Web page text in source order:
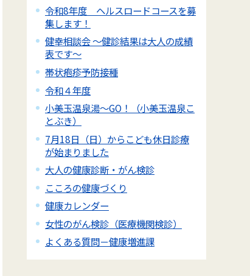
令和8年度 ヘルスロードコースを募
集します！
健幸相談会 ～健診結果は大人の成績
表です～
帯状疱疹予防接種
令和４年度
小美玉温泉湯～GO！（小美玉温泉こ
とぶき）
7月18日（日）からこども休日診療
が始まりました
大人の健康診断・がん検診
こころの健康づくり
健康カレンダー
女性のがん検診（医療機関検診）
よくある質問－健康増進課